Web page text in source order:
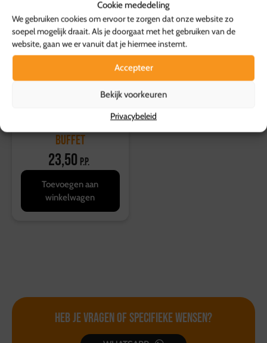
Cookie mededeling
We gebruiken cookies om ervoor te zorgen dat onze website zo
soepel mogelijk draait. Als je doorgaat met het gebruiken van de
website, gaan we er vanuit dat je hiermee instemt.
Accepteer
Bekijk voorkeuren
Privacybeleid
buffet
23,50 p.p.
Toevoegen aan
winkelwagen
Heb je vragen ofspecifieke wensen?